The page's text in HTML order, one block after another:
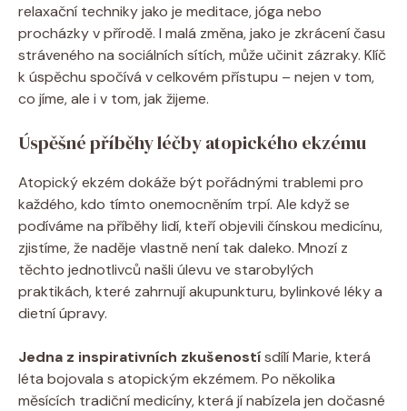
relaxační techniky jako je meditace, ⁤jóga nebo
procházky v ‍přírodě.⁣ I ⁢malá‍ změna,⁢ jako ‌je zkrácení času
stráveného⁣ na​ sociálních ⁢sítích, může⁣ učinit zázraky.⁣ Klíč
⁤k úspěchu spočívá v⁤ celkovém přístupu – nejen v tom,
co ⁣jíme,⁤ ale ‍i ⁢v tom, jak ⁣žijeme.
Úspěšné‌ příběhy ⁣léčby ‍atopického‌ ekzému
Atopický ekzém dokáže být pořádnými trablemi pro
každého, kdo⁣ tímto onemocněním​ trpí.‍ Ale‍ když se
podíváme na příběhy lidí, ⁤kteří objevili čínskou ⁣medicínu,
zjistíme,⁢ že naděje vlastně ⁤není tak daleko. Mnozí z
těchto jednotlivců ⁣našli ⁤úlevu ve starobylých
⁣praktikách, které zahrnují akupunkturu, ⁤bylinkové‌ léky a
dietní úpravy.
Jedna z inspirativních zkušeností‌sdílí Marie, ⁢která
léta bojovala s atopickým ⁤ekzémem. ⁢Po⁢ několika
měsících tradiční medicíny,⁢ která ⁢jí⁣ nabízela jen dočasné